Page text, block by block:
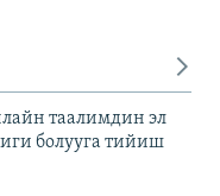
таалимдин эл
болууга тийиш